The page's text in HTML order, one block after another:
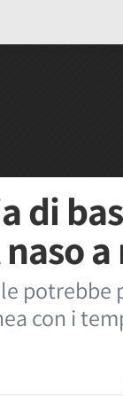
di
potrebbe
con i